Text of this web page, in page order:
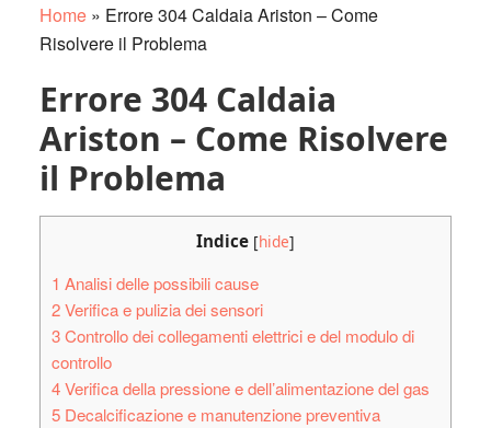
Home» Errore 304 Caldaia Ariston – Come
Risolvere il Problema
Errore 304 Caldaia
Ariston – Come Risolvere
il Problema
Indice [hide]
1 Analisi delle possibili cause
2Verifica e pulizia dei sensori
3Controllo dei collegamenti elettrici e del modulo di
controllo
4Verifica della pressione e dell’alimentazione del gas
5Decalcificazione e manutenzione preventiva